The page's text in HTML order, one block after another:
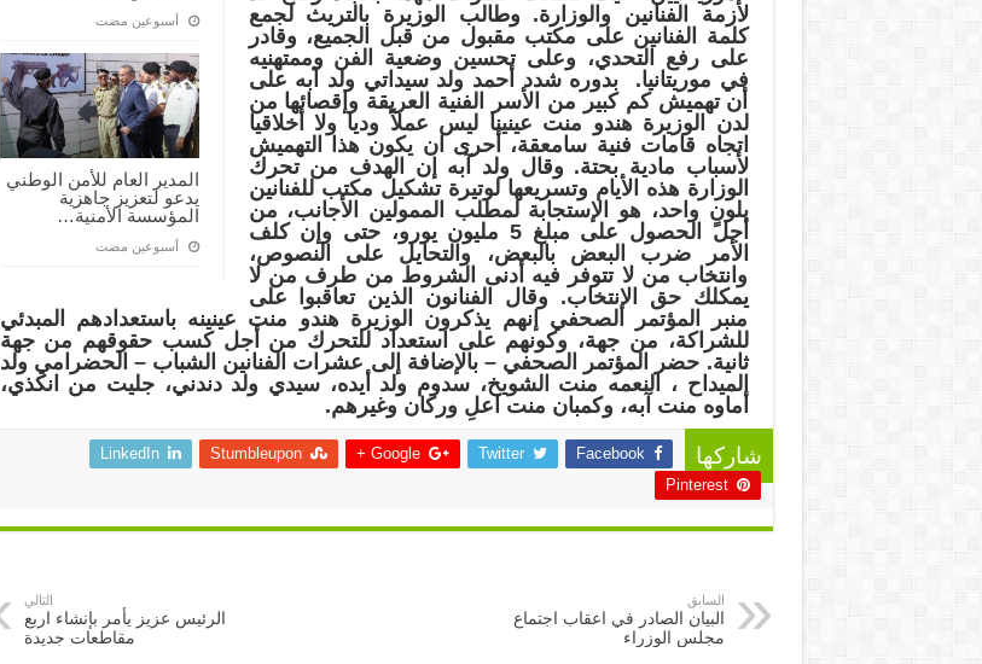
‏أسبوعين مضت
المدير العام للأمن الوطني
يدعو لتعزيز جاهزية
المؤسسة الأمنية…
‏أسبوعين مضت
لأزمة الفنانين والوزارة. وطالب الوزيرة بالتريث لجمع
كلمة الفنانين على مكتب مقبول من قبل الجميع، وقادر
على رفع التحدي، وعلى تحسين وضعية الفن وممتهنيه
في موريتانيا. بدوره شدد أحمد ولد سيداتي ولد آبه على
أن تهميش كم كبير من الأسر الفنية العريقة وإقصائها من
لدن الوزيرة هندو منت عينينا ليس عملاً وديا ولا أخلاقيا
اتجاه قامات فنية سامعقة، أحرى ان يكون هذا التهميش
لأسباب مادية بحتة. وقال ولد آبه إن الهدف من تحرك
الوزارة هذه الأيام وتسريعها لوتيرة تشكيل مكتب للفنانين
بلونٍ واحد، هو الإستجابة لمطلب الممولين الأجانب، من
أجل الحصول على مبلغ 5 مليون يورو، حتى وإن كلف
الأمر ضرب البعض بالبعض، والتحايل على النصوص،
وانتخاب من لا تتوفر فيه أدنى الشروط من طرف من لا
يمكلك حق الإنتخاب. وقال الفنانون الذين تعاقبوا على
منبر المؤتمر الصحفي إنهم يذكرون الوزيرة هندو منت عينينه باستعدادهم المبدئي
للشراكة، من جهة، وكونهم على استعداد للتحرك من أجل كسب حقوقهم من جهة
ثانية. حضر المؤتمر الصحفي – بالإضافة إلى عشرات الفنانين الشباب – الحضرامي ولد
الميداح ، النعمه منت الشويخ، سدوم ولد أيده، سيدي ولد دندني، جليت من انكذي،
أماوه منت آبه، وكمبان منت اعلِ وركان وغيرهم.
شاركها Facebook
Twitter
Google +
Stumbleupon
LinkedIn
Pinterest
السابق
البيان الصادر في اعقاب اجتماع
مجلس الوزراء
التالي
الرئيس عزيز يأمر بإنشاء اربع
مقاطعات جديدة